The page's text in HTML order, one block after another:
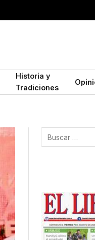
Historia y
Tradiciones